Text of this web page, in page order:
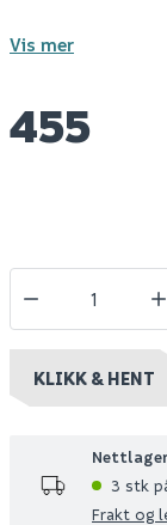
Vis mer
455
KLIKK & HENT
3 stk
Frakt og